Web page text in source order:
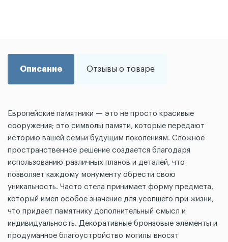
Описание Отзывы о товаре
Европейские памятники — это не просто красивые
сооружения; это символы памяти, которые передают
историю вашей семьи будущим поколениям. Сложное
пространственное решение создается благодаря
использованию различных планов и деталей, что
позволяет каждому монументу обрести свою
уникальность. Часто стела принимает форму предмета,
который имел особое значение для усопшего при жизни,
что придает памятнику дополнительный смысл и
индивидуальность. Декоративные бронзовые элементы и
продуманное благоустройство могилы вносят